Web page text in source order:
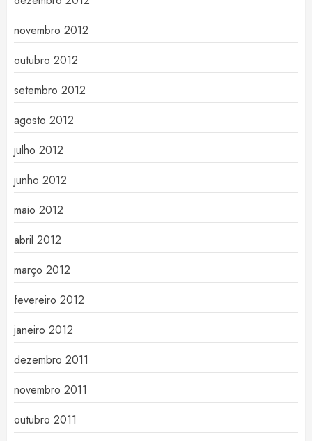
novembro 2012
outubro 2012
setembro 2012
agosto 2012
julho 2012
junho 2012
maio 2012
abril 2012
março 2012
fevereiro 2012
janeiro 2012
dezembro 2011
novembro 2011
outubro 2011